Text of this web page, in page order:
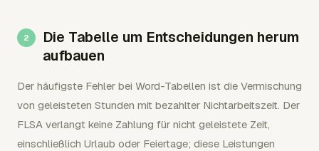
Die Tabelle um Entscheidungen herum
aufbauen
Der häufigste Fehler bei Word-Tabellen ist die Vermischung
von geleisteten Stunden mit bezahlter Nichtarbeitszeit. Der
FLSA verlangt keine Zahlung für nicht geleistete Zeit,
einschließlich Urlaub oder Feiertage; diese Leistungen